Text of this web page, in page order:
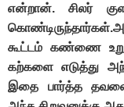
என்றான். சிலர்
கூட்டம் கண்ணை
கற்களை எடுத்து
இதை பார்த்த